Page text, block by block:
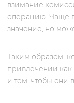
взимание
операцию. Чаще
значение, но
Таким образом,
привлечении
и том, чтобы они